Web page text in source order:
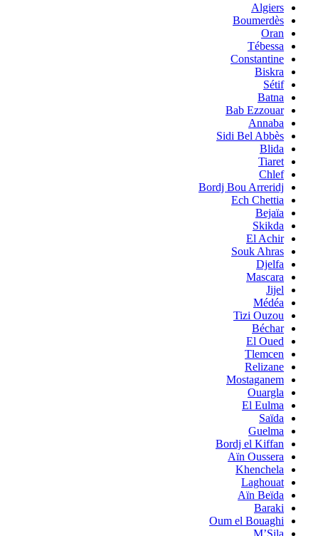
Algiers
Boumerdès
Oran
Tébessa
Constantine
Biskra
Sétif
Batna
Bab Ezzouar
Annaba
Sidi Bel Abbès
Blida
Tiaret
Chlef
Bordj Bou Arreridj
Ech Chettia
Bejaïa
Skikda
El Achir
Souk Ahras
Djelfa
Mascara
Jijel
Médéa
Tizi Ouzou
Béchar
El Oued
Tlemcen
Relizane
Mostaganem
Ouargla
El Eulma
Saïda
Guelma
Bordj el Kiffan
Aïn Oussera
Khenchela
Laghouat
Aïn Beïda
Baraki
Oum el Bouaghi
M’Sila